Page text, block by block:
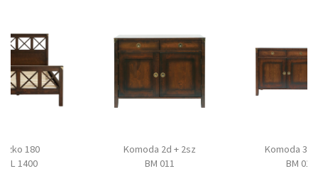
180
1400
Komoda 2d + 2sz
BM 011
Komoda 3d
BM 017